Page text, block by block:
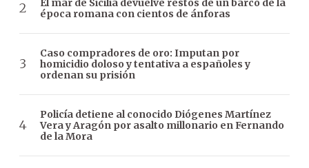
El mar de Sicilia devuelve restos de un barco de la
época romana con cientos de ánforas
Caso compradores de oro: Imputan por
homicidio doloso y tentativa a españoles y
ordenan su prisión
Policía detiene al conocido Diógenes Martínez
Vera y Aragón por asalto millonario en Fernando
de la Mora